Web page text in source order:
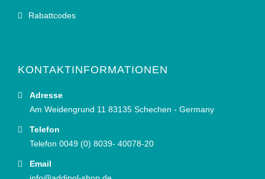
Rabattcodes
KONTAKTINFORMATIONEN
Adresse
Am Weidengrund 11 83135 Schechen - Germany
Telefon
Telefon 0049 (0) 8039- 40078-20
Email